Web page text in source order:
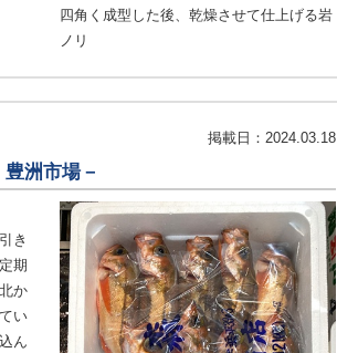
四角く成型した後、乾燥させて仕上げる岩
ノリ
掲載日： 2024.03.18
洲市場－
き
期
か
い
ん